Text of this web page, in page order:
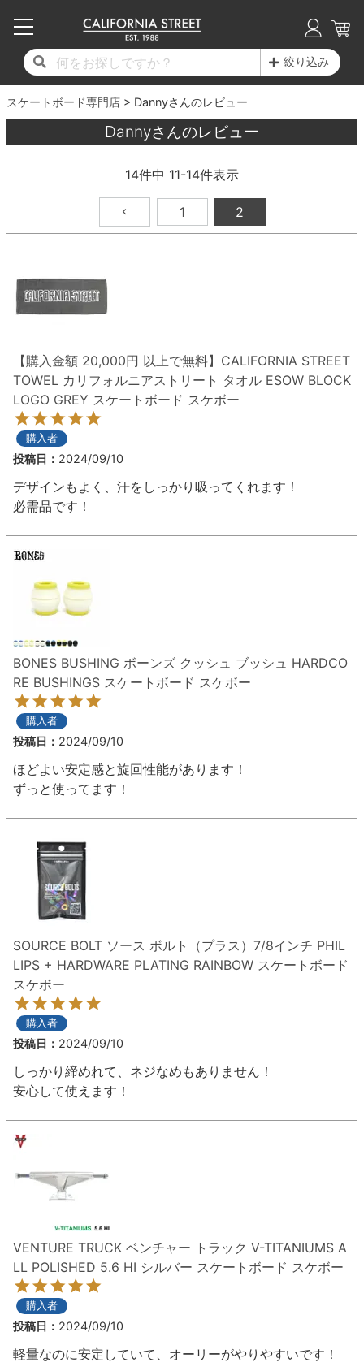
絞り込み
スケートボード専門店 Dannyさんのレビュー
Dannyさんのレビュー
14件中 11-14件表示
1 2
【購入金額 20,000円 以上で無料】CALIFORNIA STREET
TOWEL カリフォルニアストリート タオル ESOW BLOCK
LOGO GREY スケートボード スケボー
購入者
投稿日 2024/09/10
デザインもよく、汗をしっかり吸ってくれます！
必需品です！
BONES BUSHING ボーンズ クッシュ ブッシュ HARDCO
RE BUSHINGS スケートボード スケボー
購入者
投稿日 2024/09/10
ほどよい安定感と旋回性能があります！
ずっと使ってます！
SOURCE BOLT ソース ボルト（プラス）7/8インチ PHIL
LIPS + HARDWARE PLATING RAINBOW スケートボード
スケボー
購入者
投稿日 2024/09/10
しっかり締めれて、ネジなめもありません！
安心して使えます！
VENTURE TRUCK ベンチャー トラック V-TITANIUMS A
LL POLISHED 5.6 HI シルバー スケートボード スケボー
購入者
投稿日 2024/09/10
軽量なのに安定していて、オーリーがやりやすいです！
17時までのご注文は当日発送！
11,000円以上で送料無料！
毎月1日はポイント5倍！10日と20日は3倍！
コンプリートセット（完成品）
17時までのご注文は当日発送！
11,000円以上で送料無料！
毎月1日はポイント5倍！10日と20日は3倍！
デッキ新着一覧
デッキブランド一覧（全てのデッキ）
サイズからデッキを選ぶ
子供用デッキ
7.0inch以下
7.2inch
7.7inch
7.8inch
7.9inch
8.0inch
8.2inch
8.3inch
8.4inch
8.5inch
8.6inch
8.7inch
8.8inch
9.0inch以上
シェイプデッキ
17時までのご注文は当日発送！
11,000円以上で送料無料！
毎月1日はポイント5倍！10日と20日は3倍！
トラック新着一覧
トラックブランド一覧（全てのトラック）
適合デッキサイズから選ぶ
7.0inch以下
7.2inch
7.3inch
7.8inch
7.9inch
8.0inch
8.1inch
8.3inch
8.4inch
8.5inch
8.6inch
8.7inch
8.8inch
8.9inch
17時までのご注文は当日発送！
11,000円以上で送料無料！
毎月1日はポイント5倍！10日と20日は3倍！
ウィール新着一覧
ウィールブランド一覧（全てのウィール）
ウィールをサイズから選ぶ
50mm
51mm
52mm
56mm
57mm
58mm
59mm
62mm
63mm
64mm
65mm
70mm
72mm
75mm
ー）
ボーンズ STF（エスティーエフ）
パウエルペラルタ DF（ドラゴンフォーミュ
ラ）
ベアリング
デッキテープ
ボルト
パーツ・その他
足回りセット（トラック・ウィールセット）
スケートケース・バッグ
メディア（雑誌・DVD・CD）
17時までのご注文は当日発送！
11,000円以上で送料無料！
毎月1日はポイント5倍！10日と20日は3倍！
シューズ新着一覧
シューズブランド一覧
シューズをサイズから選ぶ
20cm
21cm
22cm
24cm
24.5cm
25cm
25.5cm
26.5cm
27cm
27.5cm
28cm
28.5cm
29cm
29.5cm
インソール
シューレース・その他
17時までのご注文は当日発送！
11,000円以上で送料無料！
毎月1日はポイント5倍！10日と20日は3倍！
Tシャツ
ロングスリーブTシャツ
ジャケット
トレーナー・セーター
パンツ
ショーツ
長袖ボタンシャツ
7分袖シャツ・ラグラン
ソックス
アンダーウエア
サイズの測り方
17時までのご注文は当日発送！
11,000円以上で送料無料！
毎月1日はポイント5倍！10日と20日は3倍！
最新ブログ一覧
17時までのご注文は当日発送！
11,000円以上で送料無料！
毎月1日はポイント5倍！10日と20日は3倍！
初心者の方へ
ブランド紹介
INFO
スケートパーク情報
17時までのご注文は当日発送！
11,000円以上で送料無料！
毎月1日はポイント5倍！10日と20日は3倍！
店舗情報
ショップライダー紹介
求人情報
プライバシーポリシー
特定商取引法に基づく表記